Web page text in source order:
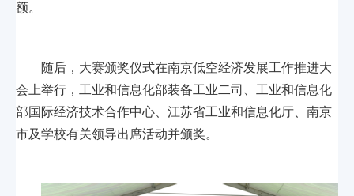
额。
随后，大赛颁奖仪式在南京低空经济发展工作推进大
会上举行，工业和信息化部装备工业二司、工业和信息化
部国际经济技术合作中心、江苏省工业和信息化厅、南京
市及学校有关领导出席活动并颁奖。